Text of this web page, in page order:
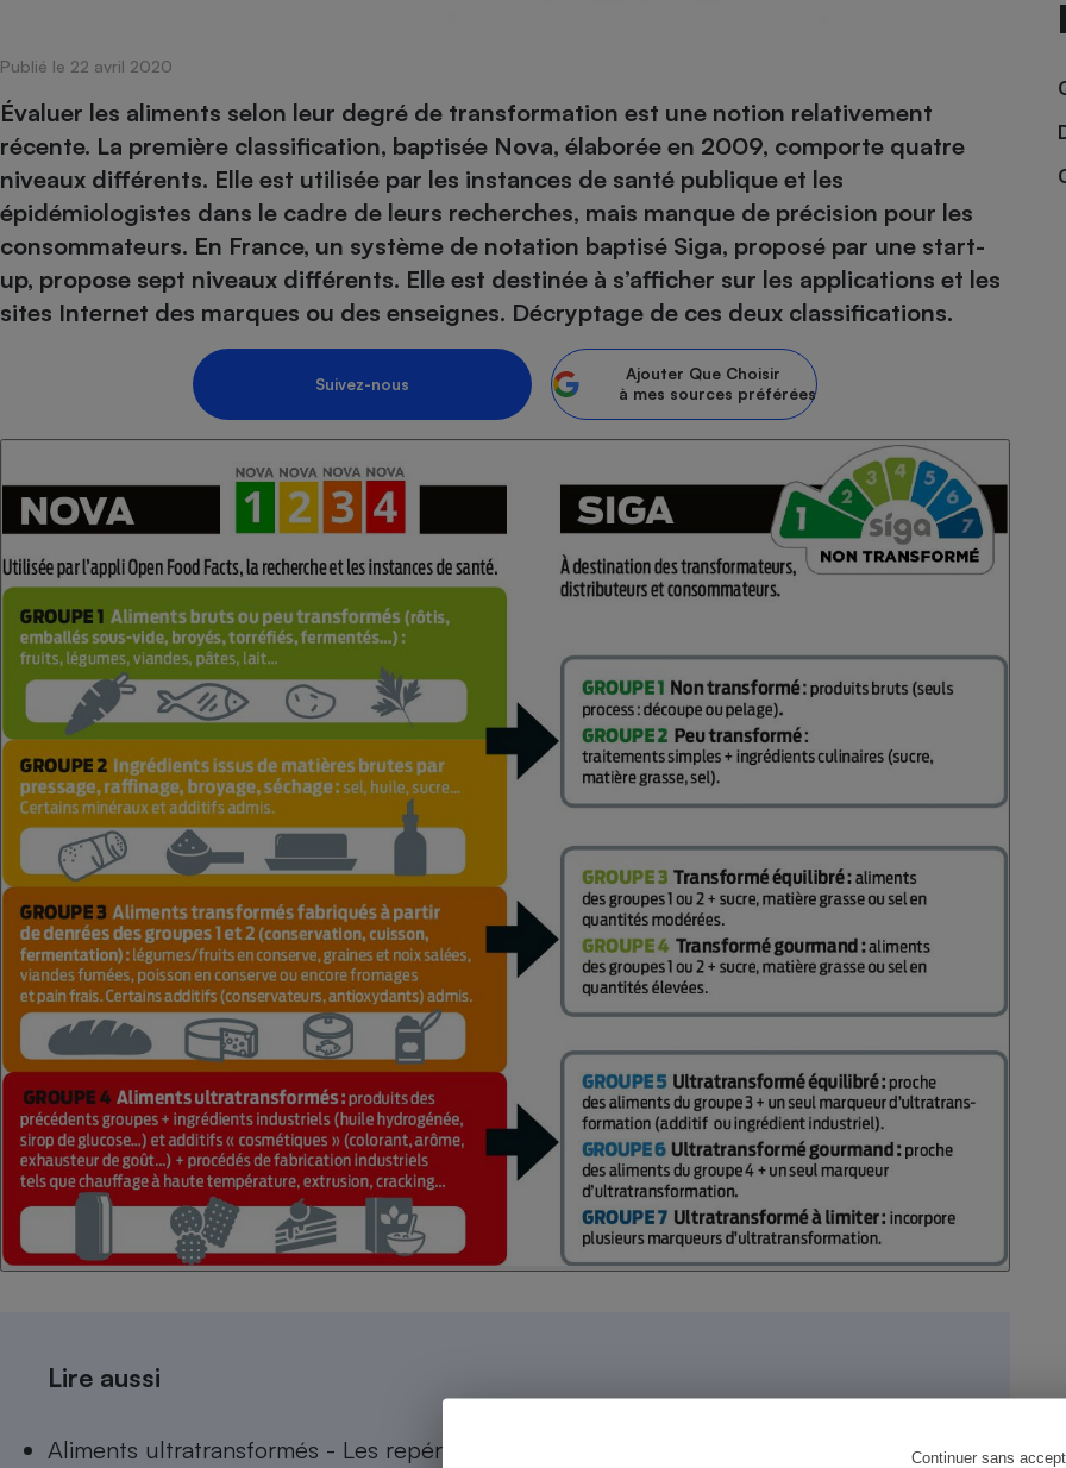
Continuer sans
Publié le 22 avril 2020
Évaluer les aliments selon leur degré de transformation est une notion relativement
récente. La première classification, baptisée Nova, élaborée en 2009, comporte quatre
niveaux différents. Elle est utilisée par les instances de santé publique et les
épidémiologistes dans le cadre de leurs recherches, mais manque de précision pour les
consommateurs. En France, un système de notation baptisé Siga, proposé par une start-
up, propose sept niveaux différents. Elle est destinée à s’afficher sur les applications et les
sites Internet des marques ou des enseignes. Décryptage de ces deux classifications.
Suivez-nous
Ajouter Que Choisir
à mes sources préférées
Lire aussi
Aliments ultratransformés - Les repérer pour les limiter
Complément
alimentaire
Foie gras
Champagne - Comment choisir une
bouteille de champagne
Assurance emprunteur Assurance vie
Banque en ligne
Petit électroménager - Ustensile
Lave-linge Lave-vaisselle
induction
Four encastrable
Climatiseur -
Ventilateur
Aspirateur
Cafetière à expressos Réfrigérateur
Téléviseur Ordinateur portable
Téléphone mobile -
Smartphone
Antivirus
Matelas Poêle à granulés
Radiateur électrique Électricité - Gaz
Climatiseur -
Ventilateur
Lessive
Mutuelle Aide auditive
Crème solaire